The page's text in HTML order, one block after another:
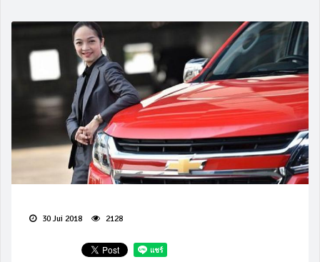
Campagne de sécurité routière ‘Seven Days of Danger’ de
30 Jui 2018 2128